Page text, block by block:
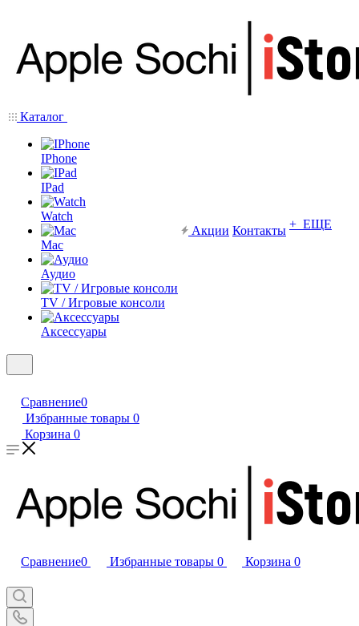
Каталог
IPhone
IPad
Watch
Mac
Аудио
TV / Игровые консоли
Аксессуары
Акции Контакты + ЕЩЕ
Сравнение0
Избранные товары 0
Корзина 0
Сравнение0 Избранные товары 0 Корзина 0